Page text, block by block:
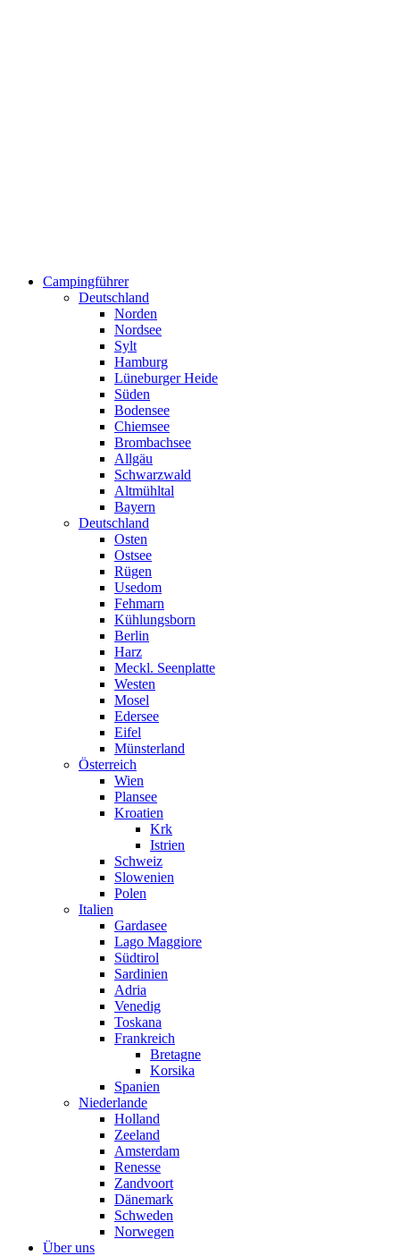
Campingführer
Deutschland
Norden
Nordsee
Sylt
Hamburg
Lüneburger Heide
Süden
Bodensee
Chiemsee
Brombachsee
Allgäu
Schwarzwald
Altmühltal
Bayern
Deutschland
Osten
Ostsee
Rügen
Usedom
Fehmarn
Kühlungsborn
Berlin
Harz
Meckl. Seenplatte
Westen
Mosel
Edersee
Eifel
Münsterland
Österreich
Wien
Plansee
Kroatien
Krk
Istrien
Schweiz
Slowenien
Polen
Italien
Gardasee
Lago Maggiore
Südtirol
Sardinien
Adria
Venedig
Toskana
Frankreich
Bretagne
Korsika
Spanien
Niederlande
Holland
Zeeland
Amsterdam
Renesse
Zandvoort
Dänemark
Schweden
Norwegen
Über uns